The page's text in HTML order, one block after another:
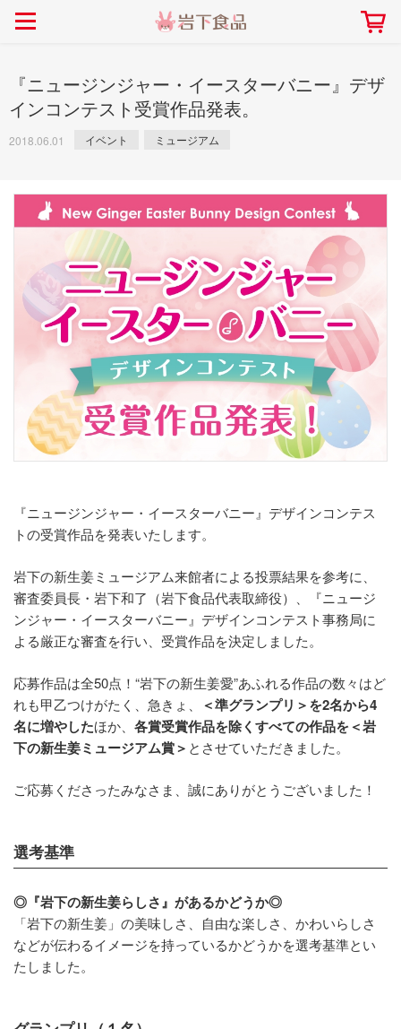
ごあいさつ 会社概要
採用情報 本社所在地
> 新商品
> イベント
> 飲食店コラボ
> ミュージアム
> イワシカちゃん
> オンラインショップ
> メディア掲載
2026」｜岩下の新生姜ミュー
ジアム
> 生姜
> らっきょう
> 梅
> その他
岩下の新生姜
> らっきょうレシピ
> オリーブレシピ
畑での取り組み 工場での取り組み
岩下の新生姜について 岩下のらっきょうにつ
岩下の新生姜ミュージアム
しょうがを食べてお悩
先生
岩下の新生姜万年筆インク 書く描くコンテ
岩下の新生姜Sing＆
～ニュージンジャーイ
『ニュージンジャー・イースターバニー』デザ
インコンテスト受賞作品発表。
2018.06.01 イベント ミュージアム
『ニュージンジャー・イースターバニー』デザインコンテス
トの受賞作品を発表いたします。
岩下の新生姜ミュージアム来館者による投票結果を参考に、
審査委員長・岩下和了（岩下食品代表取締役）、『ニュージ
ンジャー・イースターバニー』デザインコンテスト事務局に
よる厳正な審査を行い、受賞作品を決定しました。
応募作品は全50点！“岩下の新生姜愛”あふれる作品の数々はど
れも甲乙つけがたく、急きょ、
＜準グランプリ＞を2名から4
名に増やしたほか、 各賞受賞作品を除くすべての作品を＜岩
下の新生姜ミュージアム賞＞ とさせていただきました。
ご応募くださったみなさま、誠にありがとうございました！
選考基準
◎『岩下の新生姜らしさ』があるかどうか◎
「岩下の新生姜」の美味しさ、自由な楽しさ、かわいらしさ
などが伝わるイメージを持っているかどうかを選考基準とい
たしました。